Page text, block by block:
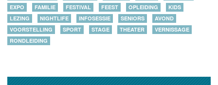
EXPO
FAMILIE FESTIVAL FEEST OPLEIDING
KIDS
LEZING
NIGHTLIFE INFOSESSIE SENIORS
AVOND
VOORSTELLING
SPORT STAGE THEATER
VERNISSAGE
RONDLEIDING